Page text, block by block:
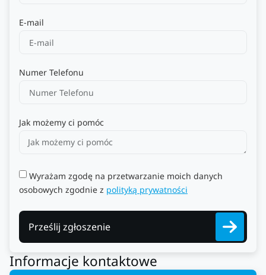
E-mail
Numer Telefonu
Jak możemy ci pomóc
Wyrażam zgodę na przetwarzanie moich danych
osobowych zgodnie z polityką prywatności
Prześlij zgłoszenie
Informacje kontaktowe